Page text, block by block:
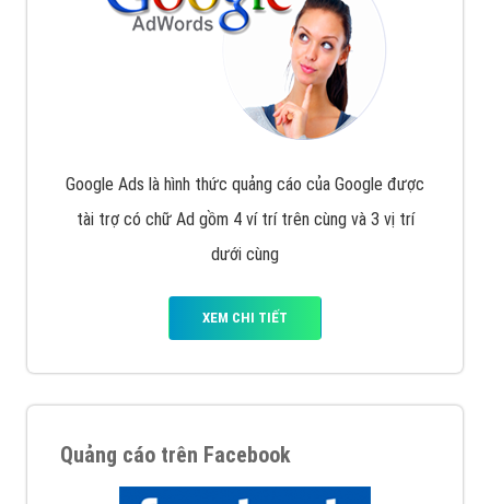
Google Ads là hình thức quảng cáo của Google được
tài trợ có chữ Ad gồm 4 ví trí trên cùng và 3 vị trí
dưới cùng
XEM CHI TIẾT
Quảng cáo trên Facebook